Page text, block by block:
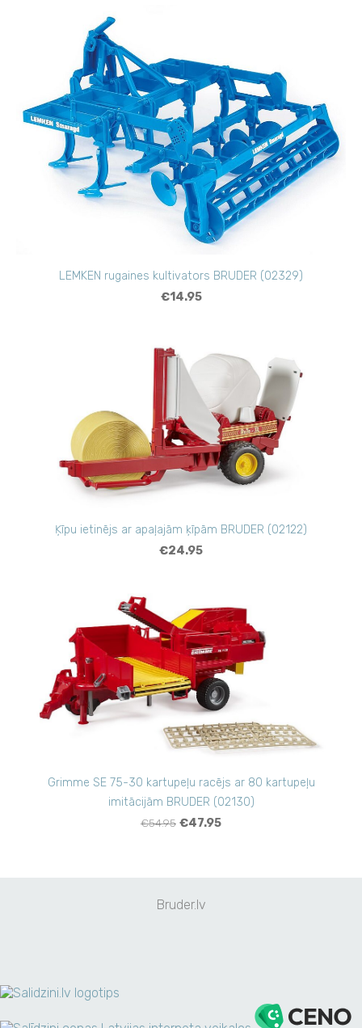
LEMKEN rugaines kultivators BRUDER (02329)
€14.95
Ķīpu ietinējs ar apaļajām ķīpām BRUDER (02122)
€24.95
Grimme SE 75-30 kartupeļu racējs ar 80 kartupeļu
imitācijām BRUDER (02130)
€54.95 €47.95
Bruder.lv